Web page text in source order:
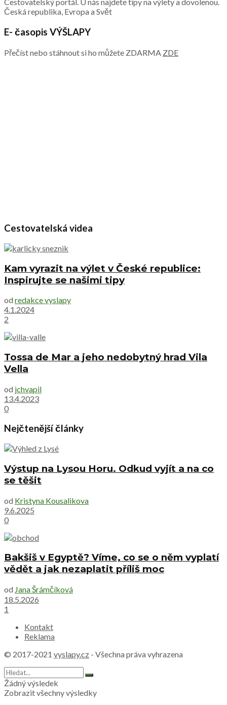
Česká republika, Evropa a Svět
E- časopis VÝŠLAPY
Přečíst nebo stáhnout si ho můžete ZDARMA ZDE
Cestovatelská videa
Kam vyrazit na výlet v České republice:
Inspirujte se našimi tipy
od redakce vyslapy
4.1.2024
2
Tossa de Mar a jeho nedobytný hrad Vila
Vella
od jchvapil
13.4.2023
0
Nejčtenější články
Výstup na Lysou Horu. Odkud vyjít a na co
se těšit
od Kristyna Kousalikova
9.6.2025
0
Bakšiš v Egyptě? Víme, co se o něm vyplatí
vědět a jak nezaplatit příliš moc
od Jana Šrámčíková
18.5.2026
1
Kontakt
Reklama
© 2017-2021 vyslapy.cz - Všechna práva vyhrazena
Žádný výsledek
Zobrazit všechny výsledky